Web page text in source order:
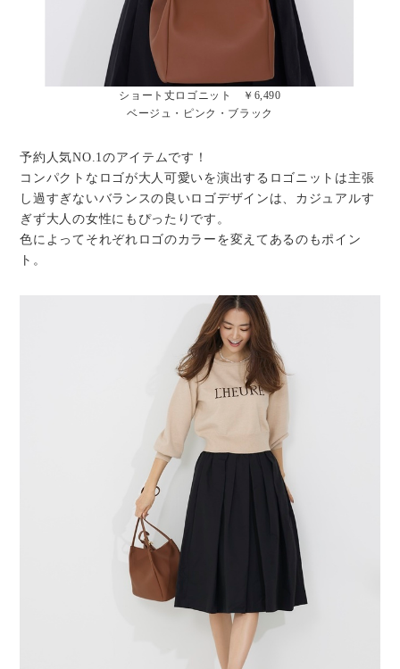
ショート丈ロゴニット ￥6,490
ベージュ・ピンク・ブラック
予約人気NO.1のアイテムです！
コンパクトなロゴが大人可愛いを演出するロゴニットは主張
し過すぎないバランスの良いロゴデザインは、カジュアルす
ぎず大人の女性にもぴったりです。
色によってそれぞれロゴのカラーを変えてあるのもポイン
ト。